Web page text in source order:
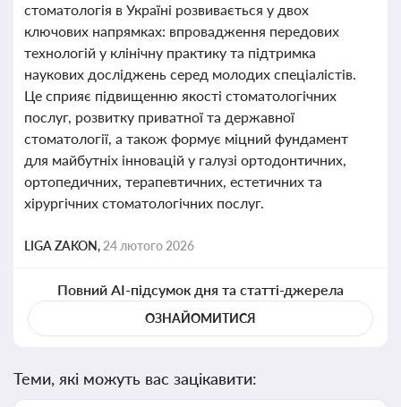
стоматологія в Україні розвивається у двох
ключових напрямках: впровадження передових
технологій у клінічну практику та підтримка
наукових досліджень серед молодих спеціалістів.
Це сприяє підвищенню якості стоматологічних
послуг, розвитку приватної та державної
стоматології, а також формує міцний фундамент
для майбутніх інновацій у галузі ортодонтичних,
ортопедичних, терапевтичних, естетичних та
хірургічних стоматологічних послуг.
LIGA ZAKON, 24 лютого 2026
Повний AI-підсумок дня та статті-джерела
ОЗНАЙОМИТИСЯ
Теми, які можуть вас зацікавити: